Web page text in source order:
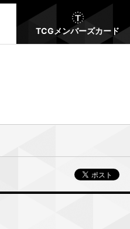
TCGメンバーズカード